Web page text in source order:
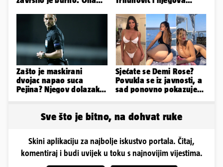
incident
Zašto je maskirani
dvojac napao suca
Pejina? Njegov dolazak u
Sjećate se Demi Rose?
Povukla se iz javnosti, a
sad ponovno pokazuje
Sve što je bitno, na dohvat ruke
Skini aplikaciju za najbolje iskustvo portala. Čitaj,
komentiraj i budi uvijek u toku s najnovijim vijestima.